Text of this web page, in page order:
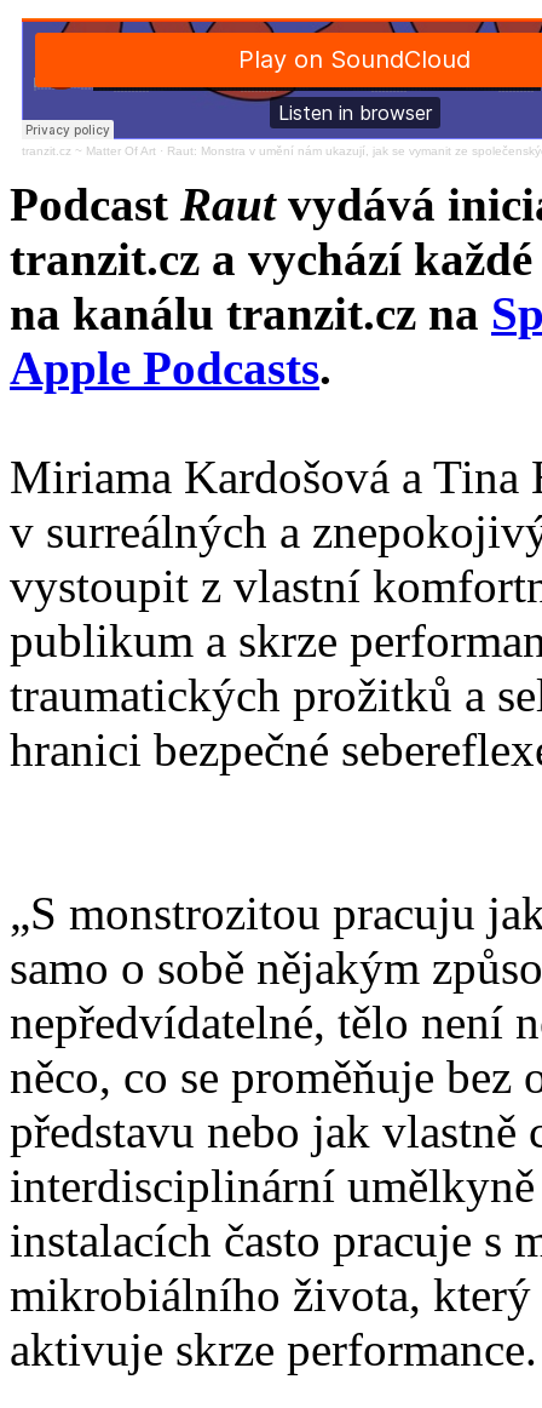
tranzit.cz ~ Matter Of Art · Raut: Monstra v umění nám ukazují, jak se vymanit ze
Podcast Rautvydává
tranzit.cz a vychází
na kanálu tranzit.cz na
Apple Podcasts.
Miriama Kardošová a
v surreálných a
vystoupit z vlastní
publikum a skrze
traumatických prožitků a
hranici bezpečné
„S monstrozitou pracuju
samo o sobě nějakým
nepředvídatelné, tělo není
něco, co se proměňuje bez
představu nebo jak vlastně
interdisciplinární
instalacích často pracuje s
mikrobiálního života,
aktivuje skrze performance.